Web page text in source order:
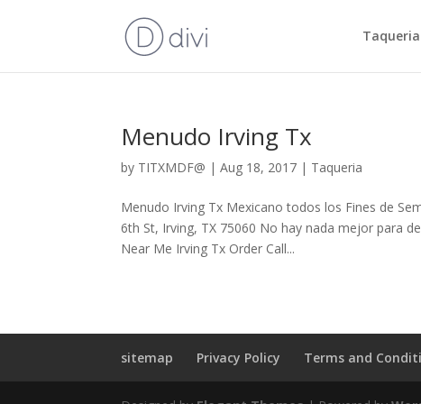
Menudo Irving Tx
by TITXMDF@ |Aug 18, 2017 | Taqueria
Menudo Irving Tx Mexicano todos los Fines de
6th St, Irving, TX 75060 No hay nada mejor para
Near Me Irving Tx Order Call...
sitemap Privacy Policy Terms and